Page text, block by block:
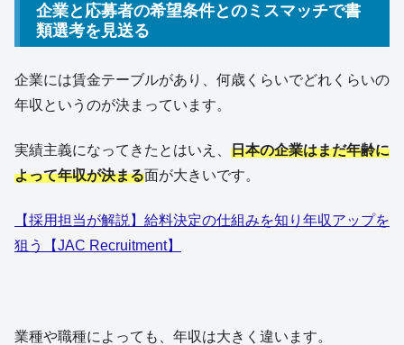
企業と応募者の希望条件とのミスマッチで書
類選考を見送る
企業には賃金テーブルがあり、何歳くらいでどれくらいの
年収というのが決まっています。
実績主義になってきたとはいえ、 日本の企業はまだ年齢に
よって年収が決まる面が大きいです。
【採用担当が解説】給料決定の仕組みを知り年収アップを
狙う【JAC Recruitment】
業種や職種によっても、年収は大きく違います。